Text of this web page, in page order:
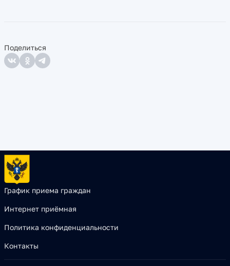
Поделиться
График приема граждан
Интернет приёмная
Политика конфиденциальности
Контакты